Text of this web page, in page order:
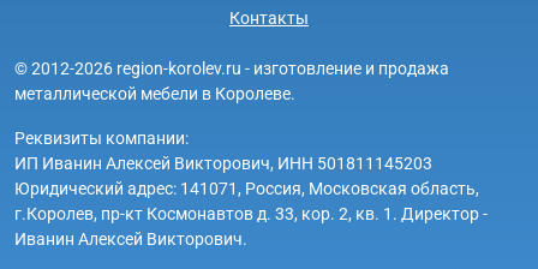
Контакты
© 2012-2026 region-korolev.ru - изготовление и продажа
металлической мебели в Королеве.
Реквизиты компании:
ИП Иванин Алексей Викторович, ИНН 501811145203
Юридический адрес: 141071, Россия, Московская область,
г.Королев, пр-кт Космонавтов д. 33, кор. 2, кв. 1. Директор -
Иванин Алексей Викторович.